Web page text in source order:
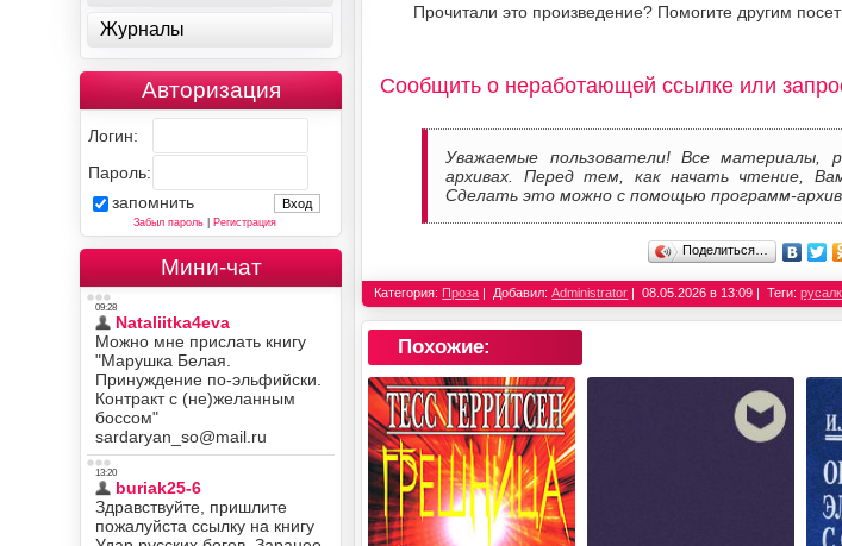
Прочитали это произведение? Помогите другим
Сообщить о неработающей ссылке или
Уважаемые пользователи! Все материалы,
архивах. Перед тем, как начать чтение,
Сделать это можно с помощью программ-
Поделиться…
Категория: Проза Добавил:Administrator 08.05.2026 в 13:09 Теги:
Похожие:
Журналы
Авторизация
Логин:
Пароль:
запомнить
Забыл пароль| Регистрация
Мини-чат